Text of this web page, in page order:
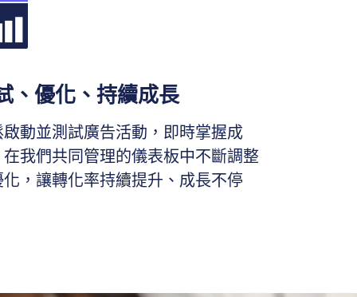
、優化、持續成長
啟動並測試廣告活動，即時掌握成
在我們共同管理的儀表板中不斷調整
化，讓轉化率持續提升、成長不停